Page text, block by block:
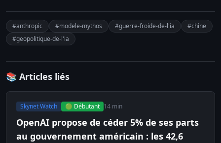
#anthropic #modele-mythos #guerre-froide-de-l'ia
#chine
#geopolitique-de-l'ia
📚 Articles liés
Skynet Watch 🟢 Débutant 14 min
OpenAI propose de céder 5% de ses parts
au gouvernement américain : les 42,6